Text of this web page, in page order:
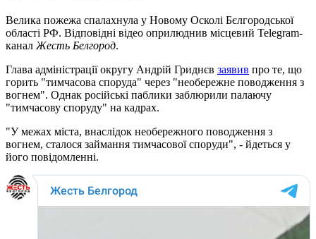
Велика пожежа спалахнула у Новому Осколі Бєлгородської
області РФ. Відповідні відео оприлюднив місцевий Telegram-
канал Жесть Белгород.
Глава адміністрації округу Андрій Гриднєв заявив про те, що
горить "тимчасова споруда" через "необережне поводження з
вогнем". Однак російські паблики заблюрили палаючу
"тимчасову споруду" на кадрах.
"У межах міста, внаслідок необережного поводження з
вогнем, сталося займання тимчасової споруди", - йдеться у
його повідомленні.